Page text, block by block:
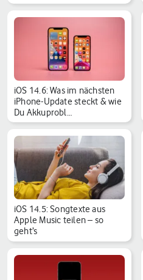
iOS 14.6: Was im nächsten
iPhone-Update steckt & wie
Du Akkuprobl…
iOS 14.5: Songtexte aus
Apple Music teilen – so
geht’s